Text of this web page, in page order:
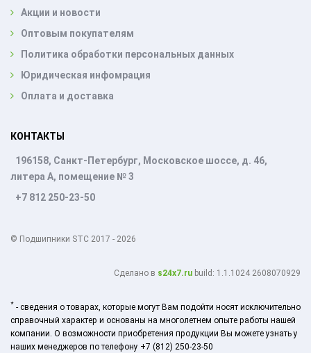
Акции и новости
Оптовым покупателям
Политика обработки персональных данных
Юридическая инфомрация
Оплата и доставка
КОНТАКТЫ
196158, Санкт-Петербург, Московское шоссе, д. 46,
литера А, помещение № 3
+7 812 250-23-50
© Подшипники STC 2017 - 2026
Cделано в s24x7.ru build: 1.1.1024 2608070929
* - сведения о товарах, которые могут Вам подойти носят исключительно
справочный характер и основаны на многолетнем опыте работы нашей
компании. О возможности приобретения продукции Вы можете узнать у
наших менеджеров по телефону +7 (812) 250-23-50